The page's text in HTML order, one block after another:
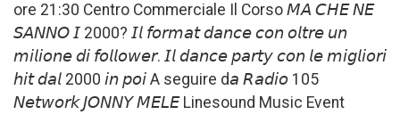
ore 21:30 Centro Commerciale Il Corso 𝘔𝘈 𝘊𝘏𝘌 𝘕𝘌
𝘚𝘈𝘕𝘕𝘖 𝘐 2000? 𝘐𝘭 𝘧𝘰𝘳𝘮𝘢𝘵 𝘥𝘢𝘯𝘤𝘦 𝘤𝘰𝘯 𝘰𝘭𝘵𝘳𝘦 𝘶𝘯
𝘮𝘪𝘭𝘪𝘰𝘯𝘦 𝘥𝘪 𝘧𝘰𝘭𝘭𝘰𝘸𝘦𝘳. 𝘐𝘭 𝘥𝘢𝘯𝘤𝘦 𝘱𝘢𝘳𝘵𝘺 𝘤𝘰𝘯 𝘭𝘦 𝘮𝘪𝘨𝘭𝘪𝘰𝘳𝘪
𝘩𝘪𝘵 𝘥𝘢𝘭 2000 𝘪𝘯 𝘱𝘰𝘪 A seguire d𝘢 𝘙𝘢𝘥𝘪𝘰 105
𝘕𝘦𝘵𝘸𝘰𝘳𝘬 𝘑𝘖𝘕𝘕𝘠 𝘔𝘌𝘓𝘌 Linesound Music Event